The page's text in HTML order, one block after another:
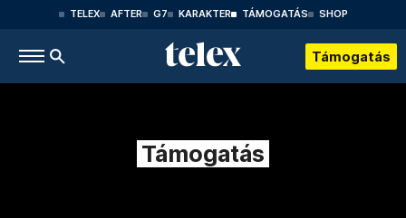
TELEX AFTER G7 KARAKTER TÁMOGATÁS SHOP
Támogatás
Támogatás